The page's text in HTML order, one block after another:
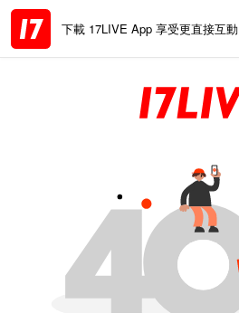
下載 17LIVE App 享受更直接互動